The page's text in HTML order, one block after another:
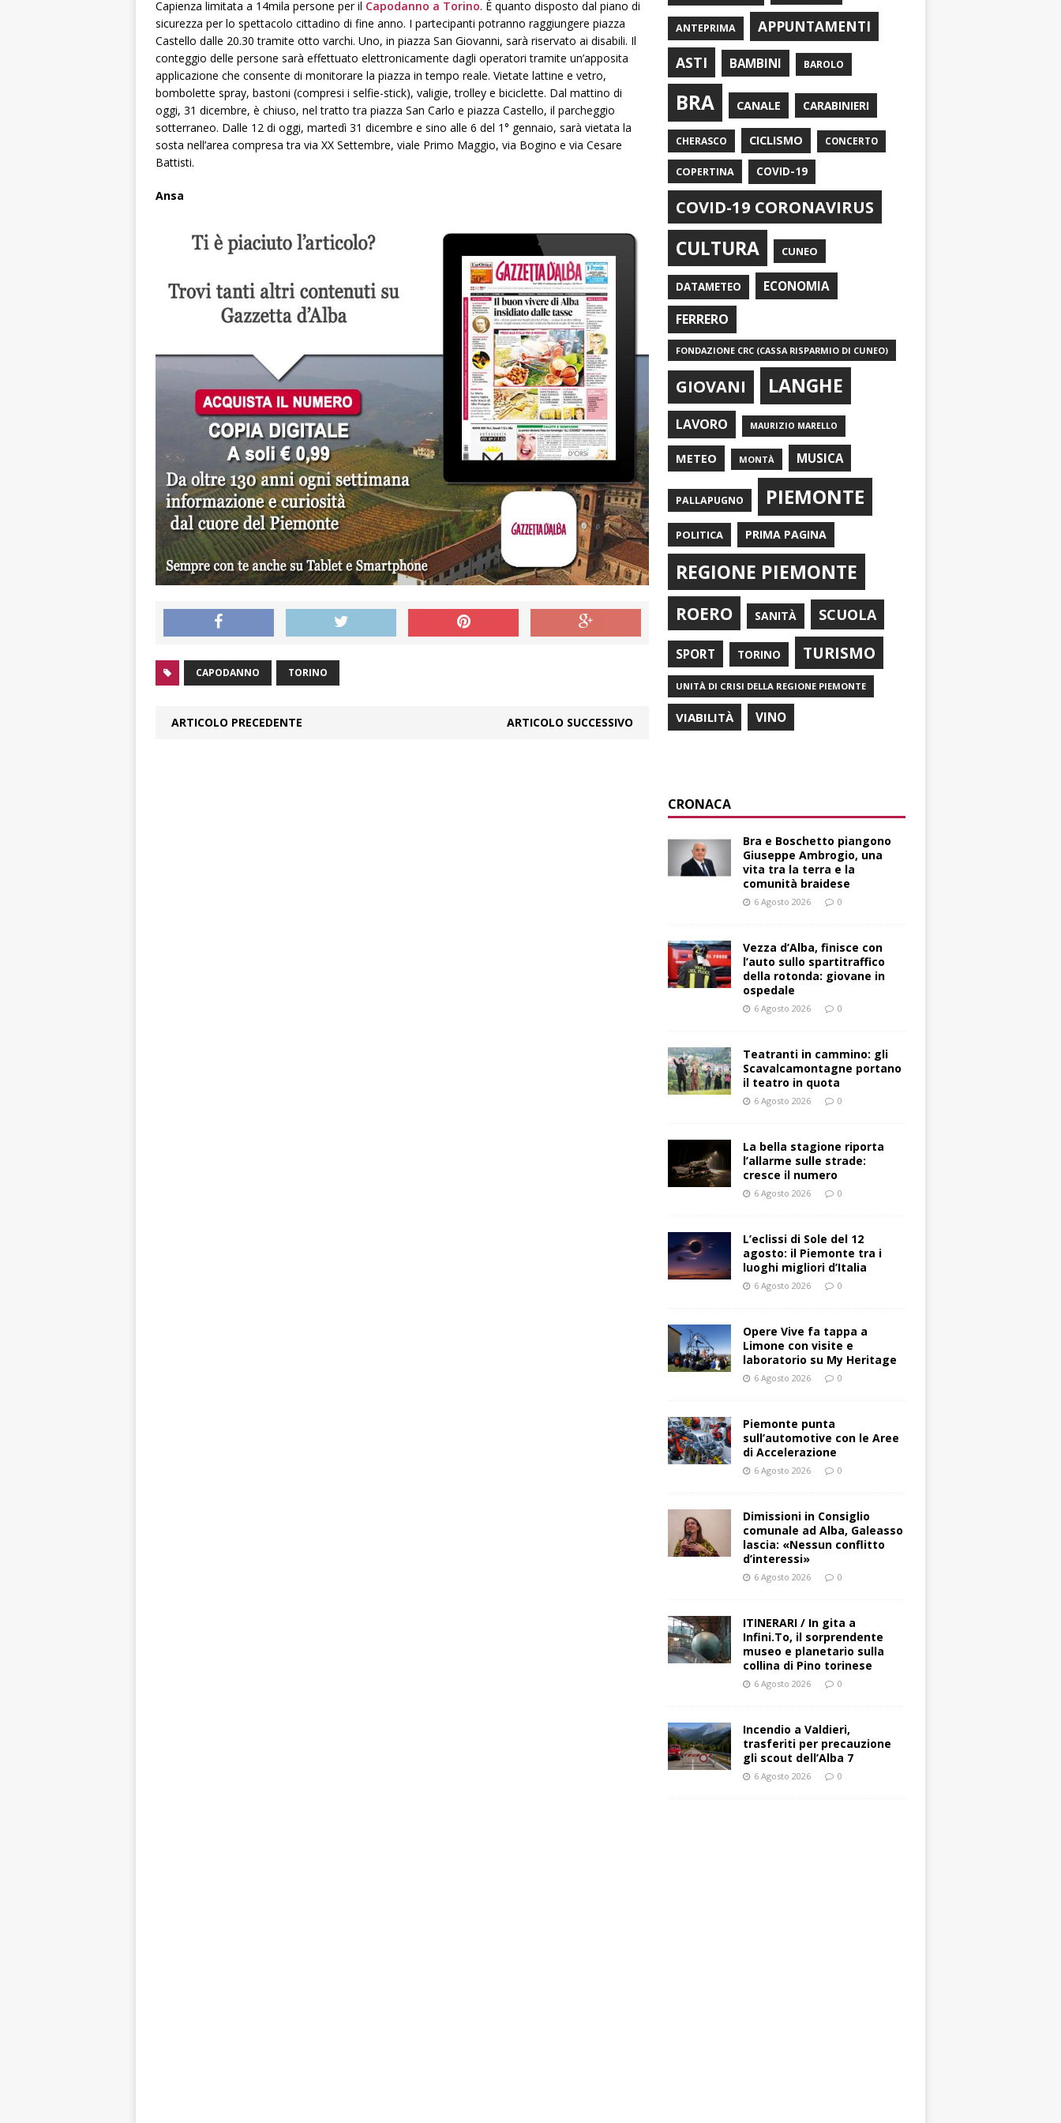
Capienza limitata a 14mila persone per il Capodanno a Torino. È quanto disposto dal piano di
sicurezza per lo spettacolo cittadino di fine anno. I partecipanti potranno raggiungere piazza
Castello dalle 20.30 tramite otto varchi. Uno, in piazza San Giovanni, sarà riservato ai disabili. Il
conteggio delle persone sarà effettuato elettronicamente dagli operatori tramite un’apposita
applicazione che consente di monitorare la piazza in tempo reale. Vietate lattine e vetro,
bombolette spray, bastoni (compresi i selfie-stick), valigie, trolley e biciclette. Dal mattino di
oggi, 31 dicembre, è chiuso, nel tratto tra piazza San Carlo e piazza Castello, il parcheggio
sotterraneo. Dalle 12 di oggi, martedì 31 dicembre e sino alle 6 del 1° gennaio, sarà vietata la
sosta nell’area compresa tra via XX Settembre, viale Primo Maggio, via Bogino e via Cesare
Battisti.
Ansa
CAPODANNO TORINO
ARTICOLO PRECEDENTE ARTICOLO SUCCESSIVO
ANTEPRIMA
APPUNTAMENTI
ASTI
BAMBINI BAROLO
BRA CANALE CARABINIERI
CHERASCO CICLISMO CONCERTO
COPERTINA COVID-19
COVID-19 CORONAVIRUS
CULTURA CUNEO
DATAMETEO ECONOMIA
FERRERO
FONDAZIONE CRC (CASSA RISPARMIO DI CUNEO)
GIOVANI LANGHE
LAVORO MAURIZIO MARELLO
METEO MONTÀ MUSICA
PALLAPUGNO PIEMONTE
POLITICA PRIMA PAGINA
REGIONE PIEMONTE
ROERO SANITÀ SCUOLA
SPORT TORINO TURISMO
UNITÀ DI CRISI DELLA REGIONE PIEMONTE
VIABILITÀ VINO
CRONACA
Bra e Boschetto piangono
Giuseppe Ambrogio, una
vita tra la terra e la
comunità braidese
6 Agosto 2026 0
Vezza d’Alba, finisce con
l’auto sullo spartitraffico
della rotonda: giovane in
ospedale
6 Agosto 2026 0
Teatranti in cammino: gli
Scavalcamontagne portano
il teatro in quota
6 Agosto 2026 0
La bella stagione riporta
l’allarme sulle strade:
cresce il numero
6 Agosto 2026 0
L’eclissi di Sole del 12
agosto: il Piemonte tra i
luoghi migliori d’Italia
6 Agosto 2026 0
Opere Vive fa tappa a
Limone con visite e
laboratorio su My Heritage
6 Agosto 2026 0
Piemonte punta
sull’automotive con le Aree
di Accelerazione
6 Agosto 2026 0
Dimissioni in Consiglio
comunale ad Alba, Galeasso
lascia: «Nessun conflitto
d’interessi»
6 Agosto 2026 0
ITINERARI / In gita a
Infini.To, il sorprendente
museo e planetario sulla
collina di Pino torinese
6 Agosto 2026 0
Incendio a Valdieri,
trasferiti per precauzione
gli scout dell’Alba 7
6 Agosto 2026 0